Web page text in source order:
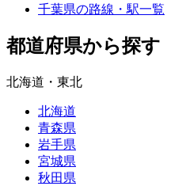
千葉県の路線・駅一覧
都道府県から探す
北海道・東北
北海道
青森県
岩手県
宮城県
秋田県